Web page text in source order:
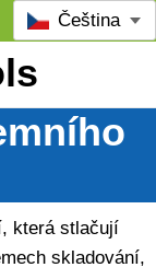
Čeština
která stlačují
skladování,